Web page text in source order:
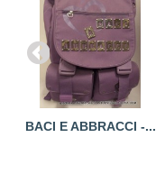
BACI E ABBRACCI -...